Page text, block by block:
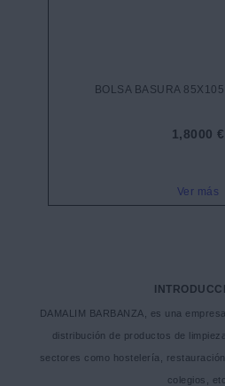
BOLSA BASURA
1,8000 €
Ver más
DAMALIM BARBANZA, es una
distribución de productos de
sectores como hostelería,
colegios, etc.